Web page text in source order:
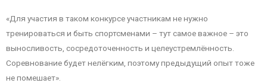
«Для участия в таком конкурсе участникам не нужно
тренироваться и быть спортсменами – тут самое важное – это
выносливость, сосредоточенность и целеустремлённость.
Соревнование будет нелёгким, поэтому предыдущий опыт тоже
не помешает».